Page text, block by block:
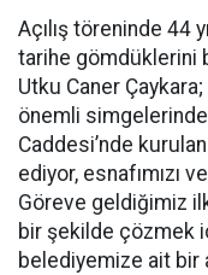
Açılış töreninde 44
tarihe gömdüklerini
Utku Caner
önemli
Caddesi’nde
ediyor, esnafımızı
Göreve geldiğimiz
bir şekilde çözmek
belediyemize ait bir